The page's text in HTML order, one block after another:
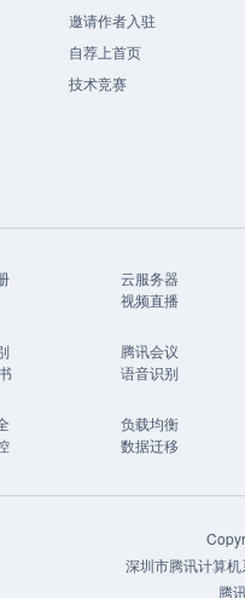
邀请作者入驻
自荐上首页
技术竞赛
云服务器
视频直播
腾讯会议
语音识别
负载均衡
数据迁移
深圳市腾讯计算
腾